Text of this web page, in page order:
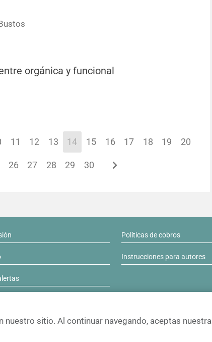
sitio. Al continuar navegando, aceptas nuestra
orgánica y funcional
11 12 13 14 15 16 17 18 19 20
26 27 28 29 30
Políticas de cobros
Instrucciones para autores